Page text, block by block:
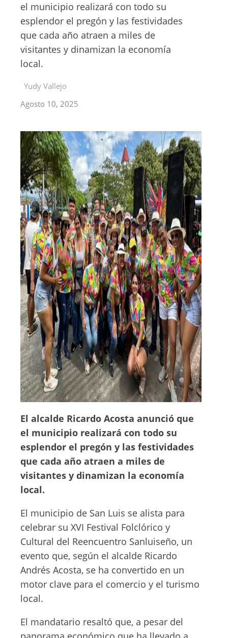
el municipio realizará con todo su
esplendor el pregón y las festividades
que cada año atraen a miles de
visitantes y dinamizan la economía
local.
Yudy Vallejo
Agosto 10, 2025
El alcalde Ricardo Acosta anunció que
el municipio realizará con todo su
esplendor el pregón y las festividades
que cada año atraen a miles de
visitantes y dinamizan la economía
local.
El municipio de San Luis se alista para
celebrar su XVI Festival Folclórico y
Cultural del Reencuentro Sanluiseño, un
evento que, según el alcalde Ricardo
Andrés Acosta, se ha convertido en un
motor clave para el comercio y el turismo
local.
El mandatario resaltó que, a pesar del